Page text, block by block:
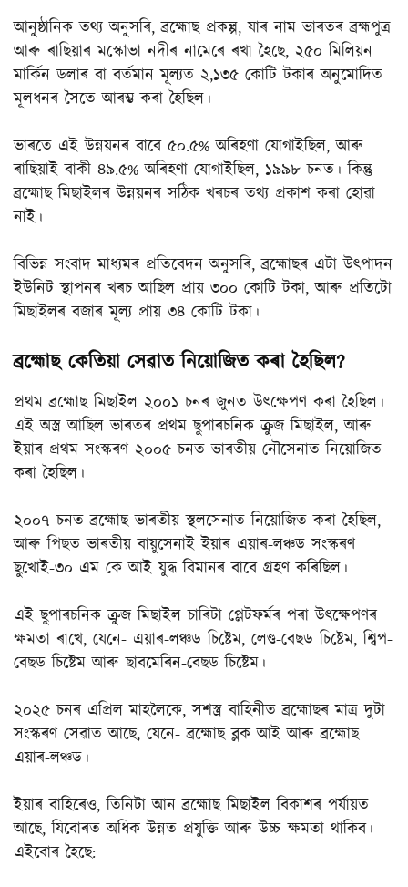
আনুষ্ঠানিক তথ্য অনুসৰি, ব্ৰহ্মোছ প্ৰকল্প, যাৰ নাম ভাৰতৰ ব্ৰহ্মপুত্ৰ
আৰু ৰাছিয়াৰ মস্কোভা নদীৰ নামেৰে ৰখা হৈছে, ২৫০ মিলিয়ন
মাৰ্কিন ডলাৰ বা বৰ্তমান মূল্যত ২,১৩৫ কোটি টকাৰ অনুমোদিত
মূলধনৰ সৈতে আৰম্ভ কৰা হৈছিল।
ভাৰতে এই উন্নয়নৰ বাবে ৫০.৫% অৰিহণা যোগাইছিল, আৰু
ৰাছিয়াই বাকী ৪৯.৫% অৰিহণা যোগাইছিল, ১৯৯৮ চনত। কিন্তু
ব্ৰহ্মোছ মিছাইলৰ উন্নয়নৰ সঠিক খৰচৰ তথ্য প্ৰকাশ কৰা হোৱা
নাই।
বিভিন্ন সংবাদ মাধ্যমৰ প্ৰতিবেদন অনুসৰি, ব্ৰহ্মোছৰ এটা উৎপাদন
ইউনিট স্থাপনৰ খৰচ আছিল প্ৰায় ৩০০ কোটি টকা, আৰু প্ৰতিটো
মিছাইলৰ বজাৰ মূল্য প্ৰায় ৩৪ কোটি টকা।
ব্ৰহ্মোছ কেতিয়া সেৱাত নিয়োজিত কৰা হৈছিল?
প্ৰথম ব্ৰহ্মোছ মিছাইল ২০০১ চনৰ জুনত উৎক্ষেপণ কৰা হৈছিল।
এই অস্ত্ৰ আছিল ভাৰতৰ প্ৰথম ছুপাৰচনিক ক্ৰুজ মিছাইল, আৰু
ইয়াৰ প্ৰথম সংস্কৰণ ২০০৫ চনত ভাৰতীয় নৌসেনাত নিয়োজিত
কৰা হৈছিল।
২০০৭ চনত ব্ৰহ্মোছ ভাৰতীয় স্থলসেনাত নিয়োজিত কৰা হৈছিল,
আৰু পিছত ভাৰতীয় বায়ুসেনাই ইয়াৰ এয়াৰ-লঞ্চড সংস্কৰণ
ছুখোই-৩০ এম কে আই যুদ্ধ বিমানৰ বাবে গ্ৰহণ কৰিছিল।
এই ছুপাৰচনিক ক্ৰুজ মিছাইল চাৰিটা প্লেটফৰ্মৰ পৰা উৎক্ষেপণৰ
ক্ষমতা ৰাখে, যেনে- এয়াৰ-লঞ্চড চিষ্টেম, লেণ্ড-বেছড চিষ্টেম, শ্বিপ-
বেছড চিষ্টেম আৰু ছাবমেৰিন-বেছড চিষ্টেম।
২০২৫ চনৰ এপ্ৰিল মাহলৈকে, সশস্ত্ৰ বাহিনীত ব্ৰহ্মোছৰ মাত্ৰ দুটা
সংস্কৰণ সেৱাত আছে, যেনে- ব্ৰহ্মোছ ব্লক আই আৰু ব্ৰহ্মোছ
এয়াৰ-লঞ্চড।
ইয়াৰ বাহিৰেও, তিনিটা আন ব্ৰহ্মোছ মিছাইল বিকাশৰ পৰ্যায়ত
আছে, যিবোৰত অধিক উন্নত প্ৰযুক্তি আৰু উচ্চ ক্ষমতা থাকিব।
এইবোৰ হৈছে: